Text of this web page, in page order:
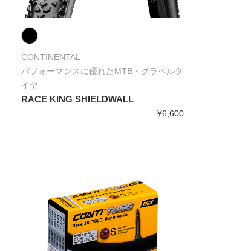
CONTINENTAL
パフォーマンスに優れたMTB・グラベルタ
イヤ
RACE KING SHIELDWALL
¥6,600